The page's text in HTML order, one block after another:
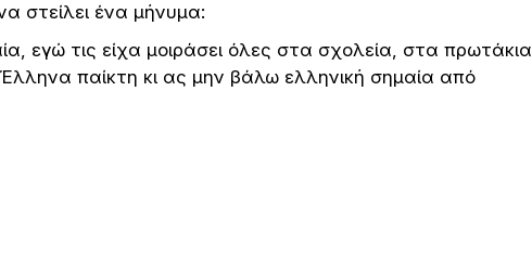
στείλει ένα μήνυμα:
εγώ τις είχα μοιράσει όλες στα σχολεία, στα πρωτάκια
παίκτη κι ας μην βάλω ελληνική σημαία από